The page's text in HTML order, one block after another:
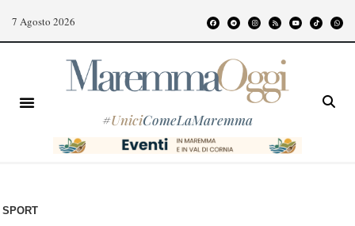
7 Agosto 2026
#UniciComeLaMaremma
SPORT